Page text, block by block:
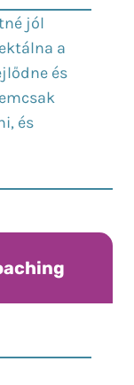
jól
a
és
és